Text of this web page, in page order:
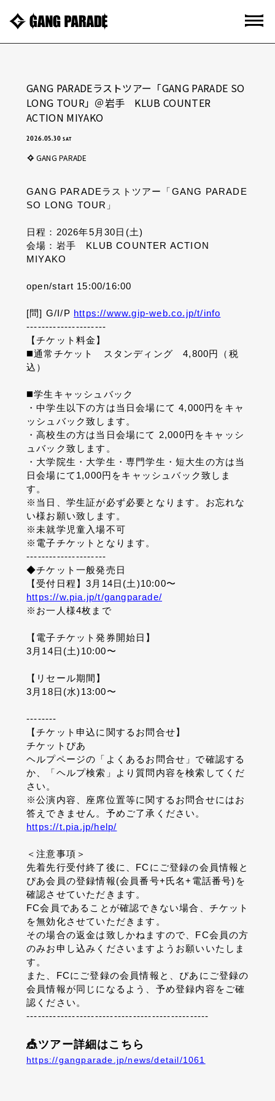
GANG PARADEラストツアー「GANG PARADE SO
LONG TOUR」＠岩手 KLUB COUNTER
ACTION MIYAKO
2026.05.30 SAT
GANG PARADE
GANG PARADEラストツアー「GANG PARADE
SO LONG TOUR」
日程：2026年5月30日(土)
会場： 岩手 KLUB COUNTER ACTION
MIYAKO
open/start 15:00/16:00
[問] G/I/P https://www.gip-web.co.jp/t/info
---------------------
【チケット料金】
◼️通常チケット スタンディング 4,800円（税
込）
◼️学生キャッシュバック
・中学生以下の方は当日会場にて 4,000円をキャ
ッシュバック致します。
・高校生の方は当日会場にて 2,000円をキャッシ
ュバック致します。
・大学院生・大学生・専門学生・短大生の方は当
日会場にて1,000円をキャッシュバック致しま
す。
※当日、学生証が必ず必要となります。お忘れな
い様お願い致します。
※未就学児童入場不可
※電子チケットとなります。
---------------------
◆チケット一般発売日
【受付日程】3月14日(土)10:00〜
https://w.pia.jp/t/gangparade/
※お一人様4枚まで
【電子チケット発券開始日】
3月14日(土)10:00〜
【リセール期間】
3月18日(水)13:00〜
--------
【チケット申込に関するお問合せ】
チケットぴあ
ヘルプページの「よくあるお問合せ」で確認する
か、「ヘルプ検索」より質問内容を検索してくだ
さい。
※公演内容、座席位置等に関するお問合せにはお
答えできません。予めご了承ください。
https://t.pia.jp/help/
＜注意事項＞
先着先行受付終了後に、FCにご登録の会員情報と
ぴあ会員の登録情報(会員番号+氏名+電話番号)を
確認させていただきます。
FC会員であることが確認できない場合、チケット
を無効化させていただきます。
その場合の返金は致しかねますので、FC会員の方
のみお申し込みくださいますようお願いいたしま
す。
また、FCにご登録の会員情報と、ぴあにご登録の
会員情報が同じになるよう、予め登録内容をご確
認ください。
------------------------------------------------
🎪ツアー詳細はこちら
https://gangparade.jp/news/detail/1061